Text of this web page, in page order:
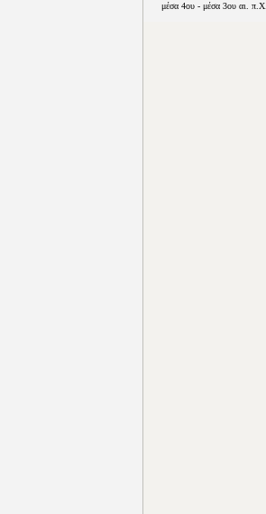
μέσα 4ου - μέσα 3ου αι. π.Χ.